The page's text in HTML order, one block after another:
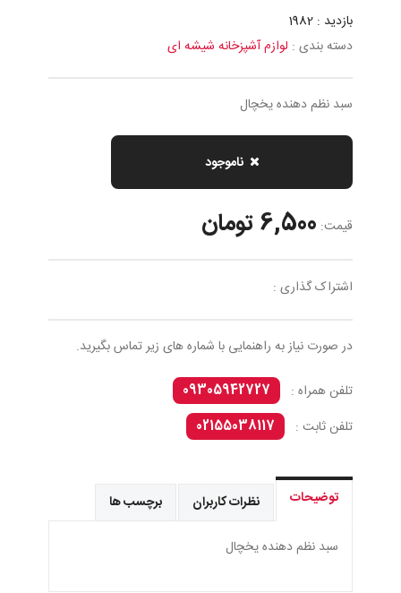
بازدید : 1982
دسته بندی : لوازم آشپزخانه شیشه ای
سبد نظم دهنده يخچال
ناموجود
قیمت: 6,500 تومان
اشتراک گذاری :
در صورت نیاز به راهنمایی با شماره های زیر تماس بگیرید.
تلفن همراه :
09305942727
تلفن ثابت :
02155038117
توضیحات نظرات کاربران برچسب ها
سبد نظم دهنده يخچال